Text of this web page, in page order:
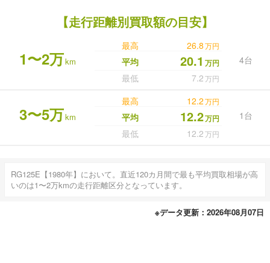
【走行距離別買取額の目安】
1〜2万km
最高 26.8万円
4台
平均 20.1 万円
最低 7.2万円
3〜5万km
最高 12.2万円
1台
平均 12.2万円
最低 12.2万円
RG125E【1980年】において。直近120カ月間で最も平均買取相場が高
いのは1〜2万kmの走行距離区分となっています。
※データ更新：2026年08月07日